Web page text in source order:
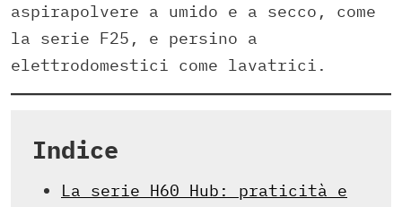
aspirapolvere a umido e a secco, come
la serie F25, e persino a
elettrodomestici come lavatrici.
Indice
La serie H60 Hub: praticità e